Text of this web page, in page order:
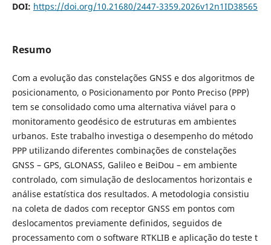
DOI: https://doi.org/10.21680/2447-3359.2026v12n1ID38565
Resumo
Com a evolução das constelações GNSS e dos algoritmos de
posicionamento, o Posicionamento por Ponto Preciso (PPP)
tem se consolidado como uma alternativa viável para o
monitoramento geodésico de estruturas em ambientes
urbanos. Este trabalho investiga o desempenho do método
PPP utilizando diferentes combinações de constelações
GNSS – GPS, GLONASS, Galileo e BeiDou – em ambiente
controlado, com simulação de deslocamentos horizontais e
análise estatística dos resultados. A metodologia consistiu
na coleta de dados com receptor GNSS em pontos com
deslocamentos previamente definidos, seguidos de
processamento com o software RTKLIB e aplicação do teste t